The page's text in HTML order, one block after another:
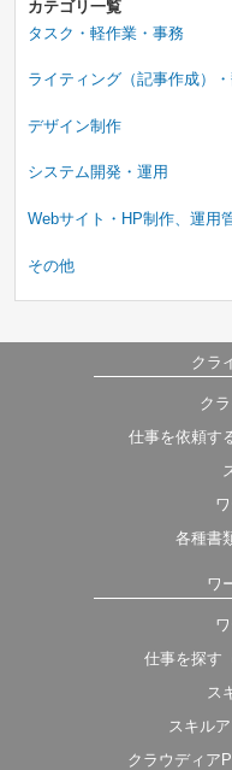
カテゴリ一覧
タスク・軽作業・事務
ライティング（記事作成）
デザイン制作
システム開発・運用
Webサイト・HP制作、運用
その他
クラ
ク
仕事を依頼す
各種書
ワ
仕事を探す
ス
スキル
クラウディア